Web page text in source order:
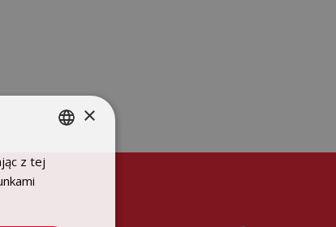
×
z tej